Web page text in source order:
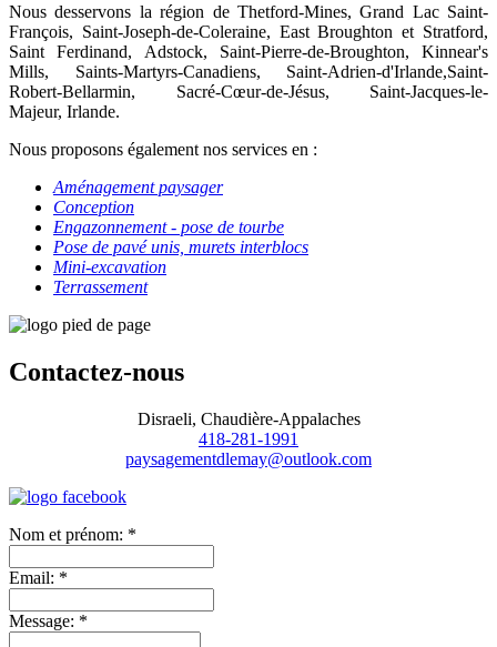
Nous desservons la région de Thetford-Mines, Grand Lac Saint-
François, Saint-Joseph-de-Coleraine, East Broughton et Stratford,
Saint Ferdinand, Adstock, Saint-Pierre-de-Broughton, Kinnear's
Mills, Saints-Martyrs-Canadiens, Saint-Adrien-d'Irlande,Saint-
Robert-Bellarmin, Sacré-Cœur-de-Jésus, Saint-Jacques-le-
Majeur, Irlande.
Nous proposons également nos services en :
Aménagement paysager
Conception
Engazonnement - pose de tourbe
Pose de pavé unis, murets interblocs
Mini-excavation
Terrassement
Contactez-nous
Disraeli, Chaudière-Appalaches
418-281-1991
paysagementdlemay@outlook.com
Nom et prénom: *
Email: *
Message: *